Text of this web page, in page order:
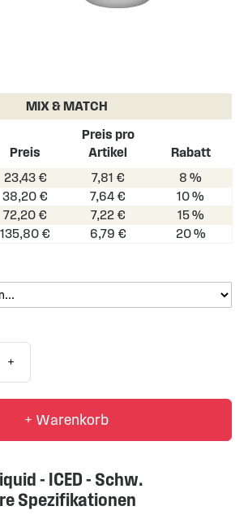
MIX & MATCH
Preis
Preis pro
Artikel
Rabatt
23,43 € 7,81 €
8 %
38,20 € 7,64 €
10 %
72,20 € 7,22 €
15 %
135,80 € 6,79 € 20 %
+
+ Warenkorb
- ICED - Schw.
Spezifikationen